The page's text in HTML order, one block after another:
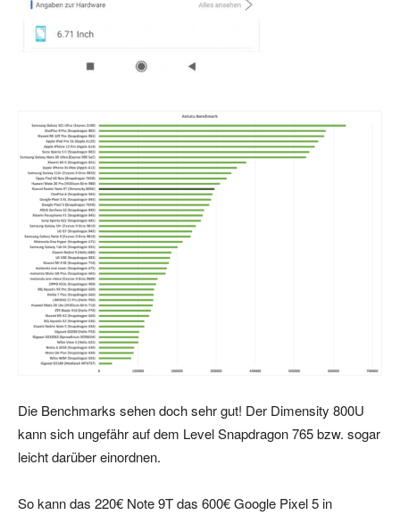
Die Benchmarks sehen doch sehr gut! Der Dimensity 800U
kann sich ungefähr auf dem Level Snapdragon 765 bzw. sogar
leicht darüber einordnen.
So kann das 220€ Note 9T das 600€ Google Pixel 5 in